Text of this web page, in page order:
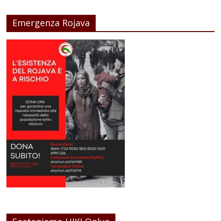
Emergenza Rojava